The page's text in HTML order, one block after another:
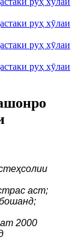
аст;
2000